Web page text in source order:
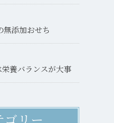
無添加おせち
養バランスが大事
ゴリー